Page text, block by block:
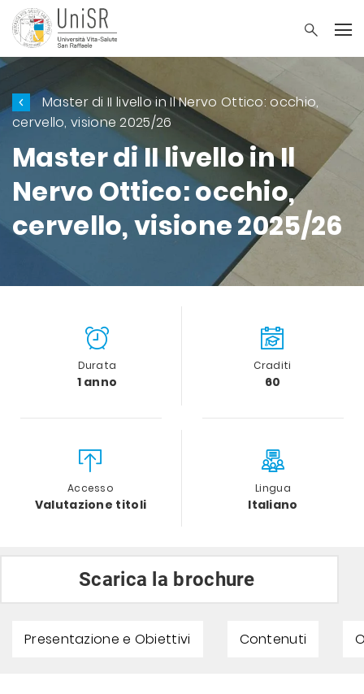
Master di II livello in Il Nervo Ottico: occhio,
cervello, visione 2025/26
Master di II livello in Il
Nervo Ottico: occhio,
cervello, visione 2025/26
Durata
1 anno
Craditi
60
Accesso
Valutazione titoli
Lingua
Italiano
Scarica la brochure
Presentazione e Obiettivi Contenuti